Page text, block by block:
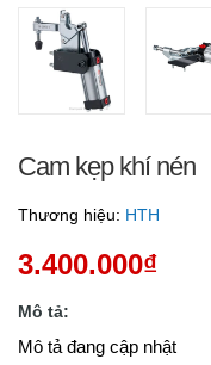
Cam kẹp khí nén
Thương hiệu: HTH
3.400.000₫
Mô tả:
Mô tả đang cập nhật